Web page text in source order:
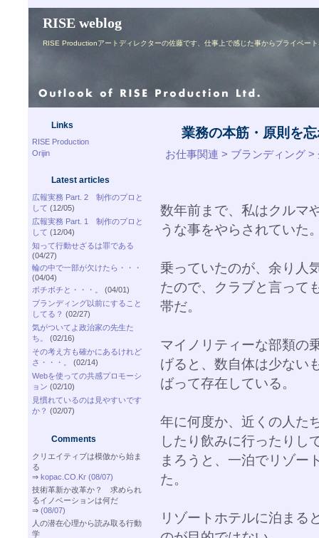
RISE weblog
RISE Productionアートディレクターの佐藤です、仕事上で感じた事からプライベー
Links
RISE Production
Orijin
Latest articles
広報実務 Part. 2 制作のプロと
して (12/05)
広報実務 Part. 1 制作のプロと
して (12/04)
知って行動せざるは罪である
(04/27)
輪の中で一部が欠けたら・・・
(04/04)
ボチボチと・・・。
(04/01)
ブランディング以前にすること
してる？ (02/27)
気がついてよ政治家の先生た
ち。
(02/16)
その考え方も確かにあるけれど
さ・・・。
(02/14)
Webを使っての共感プロモーシ
ョン (02/10)
見慣れているのは見やすいです
か？ (02/07)
Comments
クリエイティブは模倣から始ま
る
⇒ kopac.CO.Kr (08/07)
技術革新か改革か？ 求められ
るイノベーションは何だ
⇒ (08/07)
人の潜在心理から読み取る行動
学
業務の本筋・原則を
お仕事関連 > ブランディング
数年前まで、私はクルマ
うな事をやらされていた
乗っていたのが、余り人
たので、クラブと言って
帯だ。
マイノリティーな部類の
げると、数自体は少ない
ばって存在している。
年に何度か、近くの人た
したり飲みに行ったりし
まろうと、一泊でリゾー
た。
リゾートホテルに泊まる